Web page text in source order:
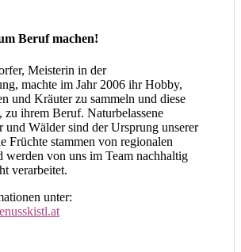
Beruf machen!
Meisterin in der
machte im Jahr 2006 ihr Hobby,
und Kräuter zu sammeln und diese
zu ihrem Beruf. Naturbelassene
und Wälder sind der Ursprung unserer
Früchte stammen von regionalen
werden von uns im Team nachhaltig
verarbeitet.
unter: